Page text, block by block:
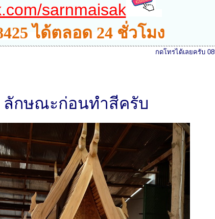
sarnmaisak
ได้ตลอด 24 ชั่วโมง
กดโทรได้เลยครับ 089-
ลักษณะก่อนทำสีครับ